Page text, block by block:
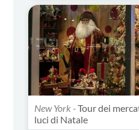
New York -Tour dei
luci di Natale